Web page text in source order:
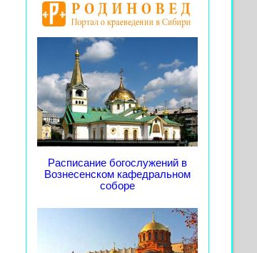
Расписание богослужений в
Вознесенском кафедральном
соборе